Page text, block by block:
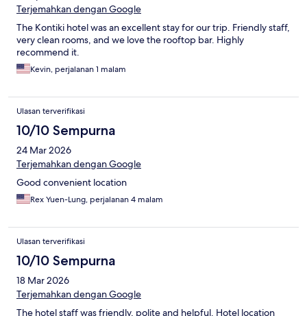
Terjemahkan dengan Google
The Kontiki hotel was an excellent stay for our trip. Friendly staff,
very clean rooms, and we love the rooftop bar. Highly
recommend it.
Kevin, perjalanan 1 malam
Ulasan terverifikasi
10/10 Sempurna
24 Mar 2026
Terjemahkan dengan Google
Good convenient location
Rex Yuen-Lung, perjalanan 4 malam
Ulasan terverifikasi
10/10 Sempurna
18 Mar 2026
Terjemahkan dengan Google
The hotel staff was friendly, polite and helpful. Hotel location